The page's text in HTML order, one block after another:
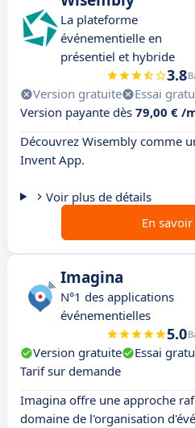
La plateforme
événementielle en
présentiel et hybride
3.8
Version gratuite Essai
Version payante dès 79,00 € /
Découvrez Wisembly comme
Invent App.
Voir plus de détails
En
Imagina
N°1 des applications
événementielles
5.0
Version gratuite Essai
Tarif sur demande
Imagina offre une approche
domaine de l'organisation